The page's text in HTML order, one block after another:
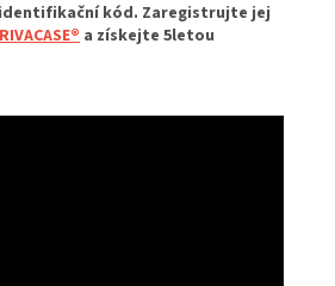
kód. Zaregistrujte jej
a získejte 5letou